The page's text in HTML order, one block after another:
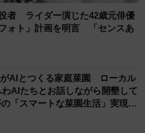
者 ライダー演じた42歳元俳優
ォト」計画を明言 「センスあ
AIとつくる家庭菜園 ローカル
AIたちとお話しながら開墾して
スマートな菜園生活」実現な